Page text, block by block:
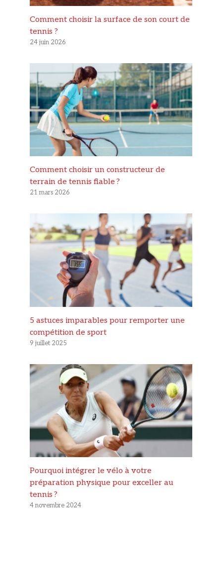
Comment choisir la surface de son court de
tennis ?
24 juin 2026
Comment choisir un constructeur de
terrain de tennis fiable ?
21 mars 2026
5 astuces imparables pour remporter une
compétition de sport
9 juillet 2025
Pourquoi intégrer le vélo à votre
préparation physique pour exceller au
tennis ?
4 novembre 2024